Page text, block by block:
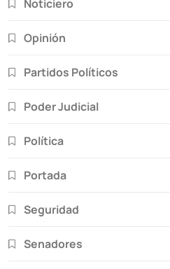
Noticiero
Opinión
Partidos Políticos
Poder Judicial
Política
Portada
Seguridad
Senadores